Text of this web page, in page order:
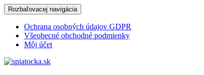
Skip
to
content
Rozbaľovacej navigácia
Ochrana osobných údajov GDPR
Všeobecné obchodné podmienky
Môj účet